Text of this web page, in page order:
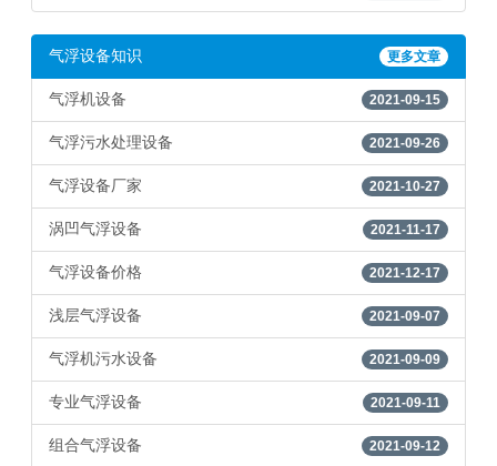
更多文章
气浮设备知识
2021-09-15
气浮机设备
2021-09-26
气浮污水处理设备
2021-10-27
气浮设备厂家
2021-11-17
涡凹气浮设备
2021-12-17
气浮设备价格
2021-09-07
浅层气浮设备
2021-09-09
气浮机污水设备
2021-09-11
专业气浮设备
2021-09-12
组合气浮设备